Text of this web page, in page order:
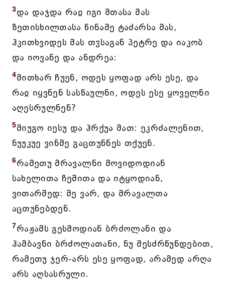
3და დაჯდა რაჲ იგი მთასა მას
ზეთისხილთასა წინაშე ტაძარსა მას,
ჰკითხვიდეს მას თჳსაგან პეტრე და იაკობ
და იოვანე და ანდრეა:
4მითხარ ჩუენ, ოდეს ყოფად არს ესე, და
რაჲ იყვნენ სასწაულნი, ოდეს ესე ყოველნი
აღესრულნენ?
5მიუგო იესუ და ჰრქუა მათ: ეკრძალენით,
ნუუკუე ვინმე გაცთუნნეს თქუენ.
6რამეთუ მრავალნი მოვიდოდიან
სახელითა ჩემითა და იტყოდიან,
ვითარმედ: მე ვარ, და მრავალთა
აცთუნებდენ.
7რაჟამს გესმოდიან ბრძოლანი და
ჰამბავნი ბრძოლათანი, ნუ შესძრწუნდებით,
რამეთუ ჯერ-არს ესე ყოფად, არამედ არღა
არს აღსასრული.